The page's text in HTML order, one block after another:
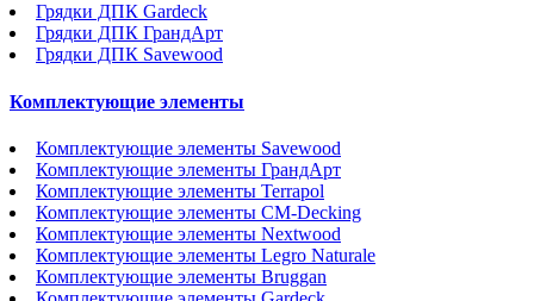
Грядки ДПК Gardeck
Грядки ДПК ГрандАрт
Грядки ДПК Savewood
Комплектующие элементы
Комплектующие элементы Savewood
Комплектующие элементы ГрандАрт
Комплектующие элементы Terrapol
Комплектующие элементы CM-Decking
Комплектующие элементы Nextwood
Комплектующие элементы Legro Naturale
Комплектующие элементы Bruggan